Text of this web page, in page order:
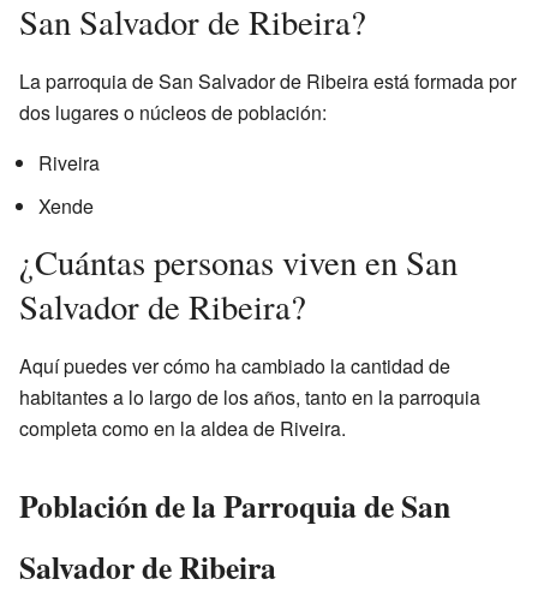
San Salvador de Ribeira?
La parroquia de San Salvador de Ribeira está formada por
dos lugares o núcleos de población:
Riveira
Xende
¿Cuántas personas viven en San
Salvador de Ribeira?
Aquí puedes ver cómo ha cambiado la cantidad de
habitantes a lo largo de los años, tanto en la parroquia
completa como en la aldea de Riveira.
Población de la Parroquia de San
Salvador de Ribeira